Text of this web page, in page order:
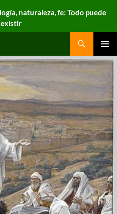
naturaleza, fe: Todo puede
MENU